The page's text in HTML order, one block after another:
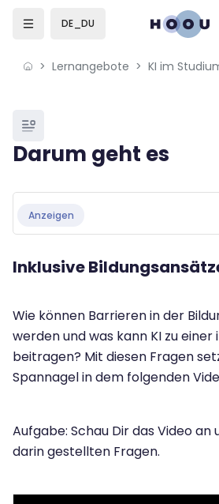
Skip to sidebar navigation menu
Skip to mobile navigation menu
Skip to sidebar hidden blocks
DE_DU
Lernangebote KI im
Blöcke
Darum geht es
Anzeigen
Inklusive
Wie können Barrieren in der
werden und was kann KI zu einer
beitragen? Mit diesen Fragen
Spannagel in dem folgenden
Aufgabe: Schau Dir das Video
darin gestellten Fragen.